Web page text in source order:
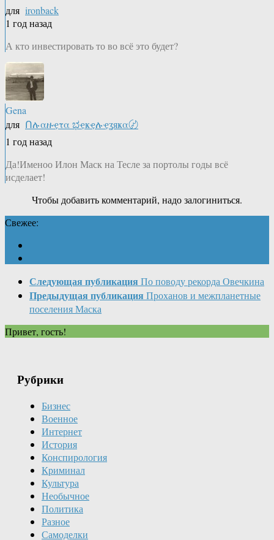
для ironback
1 год назад
А кто инвестировать то во всё это будет?
Gena
для Ոሉαዙҿτα ಭҿҝҿሉҿʓяҝα〄
1 год назад
Да!Именоо Илон Маск на Тесле за портолы годы всё
исделает!
Чтобы добавить комментарий, надо залогиниться.
Свежее:
Следующая публикация По поводу рекорда Овечкина
Предыдущая публикация Проханов и межпланетные
поселения Маска
Привет, гость!
Рубрики
Бизнес
Военное
Интернет
История
Конспирология
Криминал
Культура
Необычное
Политика
Разное
Самоделки